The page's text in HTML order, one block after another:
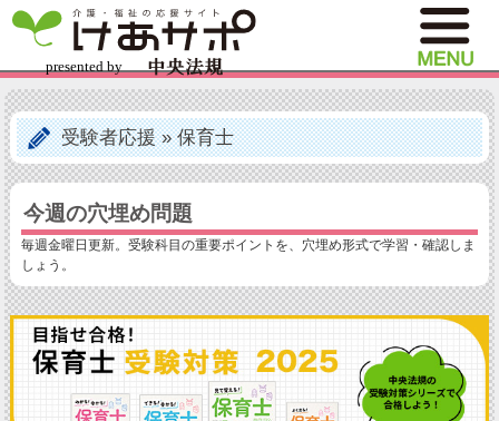
受験者応援»保育士
今週の穴埋め問題
毎週金曜日更新。受験科目の重要ポイントを、穴埋め形式で学習・確認しま
しょう。